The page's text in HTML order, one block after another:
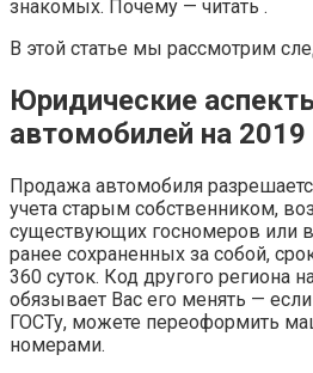
знакомых. Почему — читать .
В этой статье мы рассмотрим
Юридические
автомобилей на 2019
Продажа автомобиля
учета старым собственником,
существующих госномеров или
ранее сохраненных за собой,
360 суток. Код другого региона
обязывает Вас его менять —
ГОСТу, можете переоформить
номерами.